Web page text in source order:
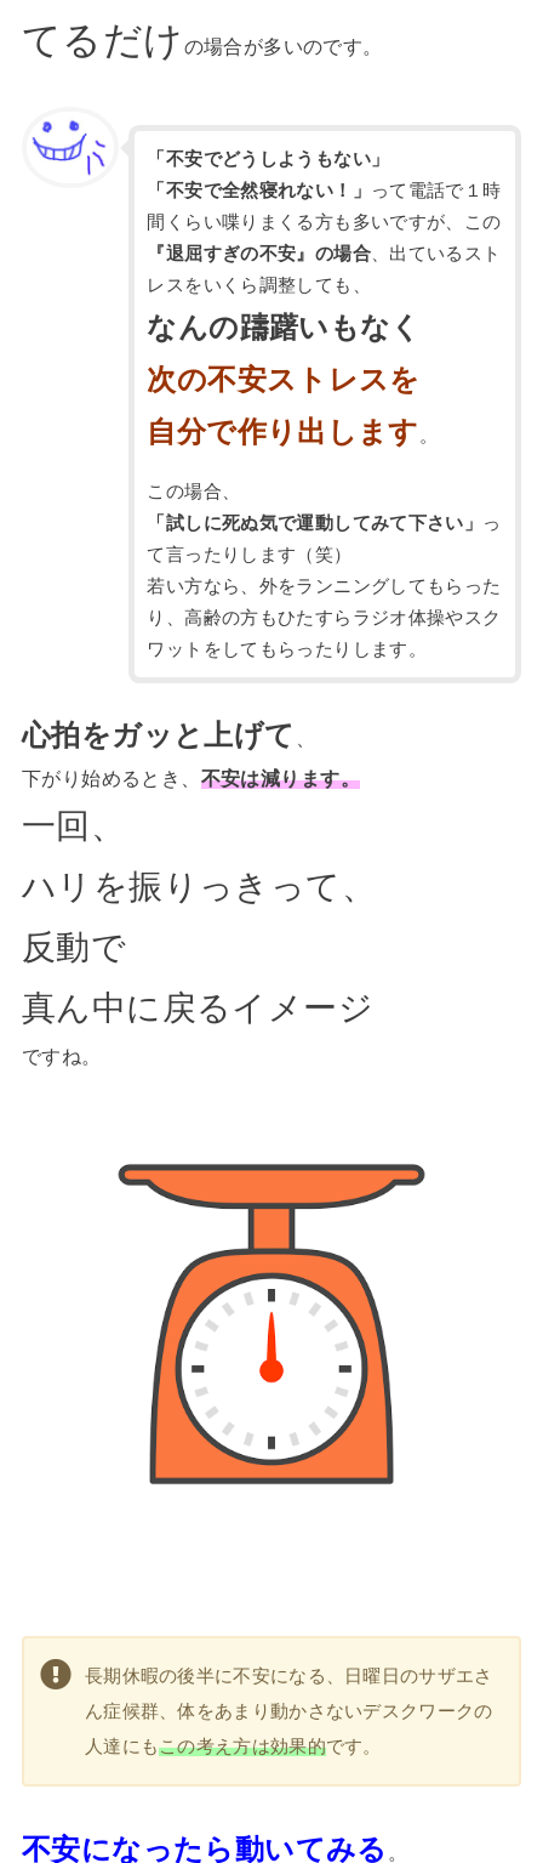
てるだけ の場合が多いのです。
「不安でどうしようもない」
「不安で全然寝れない！」
って電話で１時
間くらい喋りまくる方も多いですが、この
『退屈すぎの不安』の場合、出ているスト
レスをいくら調整しても、
なんの躊躇いもなく
次の不安ストレスを
自分で作り出します 。
この場合、
「試しに死ぬ気で運動してみて下さい」
っ
て言ったりします（笑）
若い方なら、外をランニングしてもらった
り、高齢の方もひたすらラジオ体操やスク
ワットをしてもらったりします。
心拍をガッと上げて
下がり始めるとき、 不安は減ります。
一回、
ハリを振りっきって、
反動で
真ん中に戻るイメージ
ですね。
長期休暇の後半に不安になる、日曜日のサザエさ
ん症候群、体をあまり動かさないデスクワークの
人達にもこの考え方は効果的です。
不安になったら動いてみる 。